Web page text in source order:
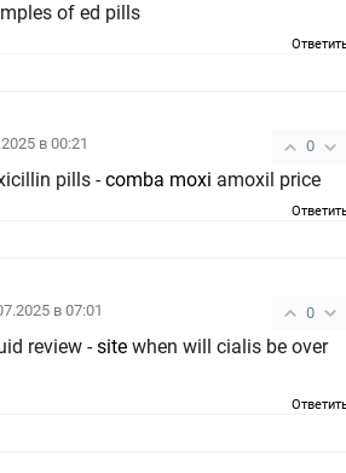
of ed pills
0
в 00:21
pills -comba moxi amoxil price
0
в 07:01
review -site when will cialis be over